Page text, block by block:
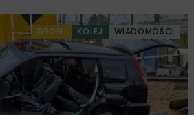
DROGI KOLEJ WIADOMOŚCI